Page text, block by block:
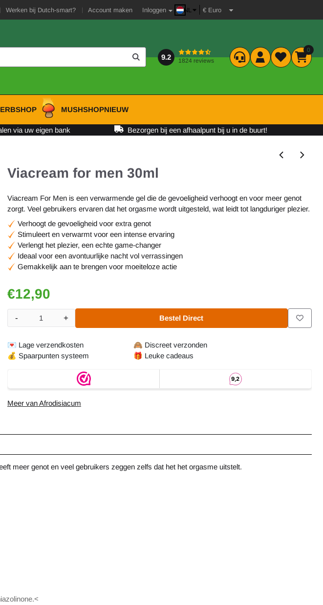
Werken bij Dutch-smart? Account maken Inloggen NL
9.2 1824 reviews
0
MUSHSHOPNIEUW
via uw eigen bank Bezorgen bij een afhaalpunt bij u in de buurt!
Viacream for men 30ml
Viacream For Men is een verwarmende gel die de gevoeligheid verhoogt en voor meer genot
zorgt. Veel gebruikers ervaren dat het orgasme wordt uitgesteld, wat leidt tot langduriger plezier.
Verhoogt de gevoeligheid voor extra genot
Stimuleert en verwarmt voor een intense ervaring
Verlengt het plezier, een echte game-changer
Ideaal voor een avontuurlijke nacht vol verrassingen
Gemakkelijk aan te brengen voor moeiteloze actie
€12,90
+
- Bestel Direct
💌 Lage verzendkosten 🙈 Discreet verzonden
💰 Spaarpunten systeem 🎁 Leuke cadeaus
Meer van Afrodisiacum
meer genot en veel gebruikers zeggen zelfs dat het het orgasme uitstelt.